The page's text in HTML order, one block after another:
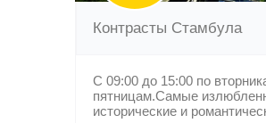
Контрасты Стамбула
С 09:00 до 15:00 по
пятницам.Самые
исторические и